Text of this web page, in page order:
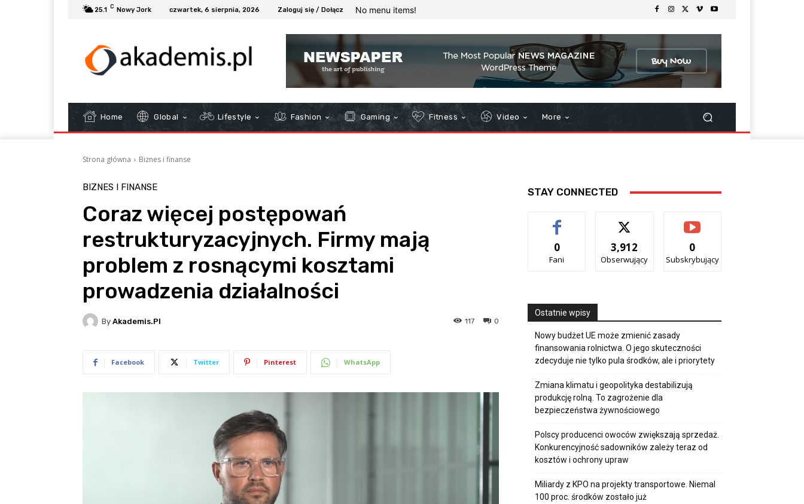
25.1 C Nowy Jork czwartek, 6 sierpnia, 2026 Zaloguj się / Dołącz No menu items!
Home Global Lifestyle Fashion Gaming Fitness Video More
Strona główna Biznes i finanse
BIZNES I FINANSE
Coraz więcej postępowań
restrukturyzacyjnych. Firmy mają
problem z rosnącymi kosztami
prowadzenia działalności
By Akademis.pl 0
117
Facebook Twitter Pinterest WhatsApp
STAY CONNECTED
0
Fani
3,912
Obserwujący
0
Subskrybujący
Ostatnie wpisy
Nowy budżet UE może zmienić zasady
finansowania rolnictwa. O jego skuteczności
zdecyduje nie tylko pula środków, ale i priorytety
Zmiana klimatu i geopolityka destabilizują
produkcję rolną. To zagrożenie dla
bezpieczeństwa żywnościowego
Polscy producenci owoców zwiększają sprzedaż.
Konkurencyjność sadowników zależy teraz od
kosztów i ochrony upraw
Miliardy z KPO na projekty transportowe. Niemal
100 proc. środków zostało już